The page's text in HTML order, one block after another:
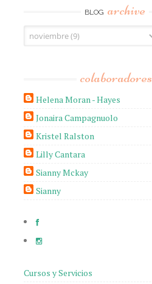
BLOG archive
colaboradores
Helena Moran - Hayes
Jonaira Campagnuolo
Kristel Ralston
Lilly Cantara
Sianny Mckay
Sianny
Cursos y Servicios